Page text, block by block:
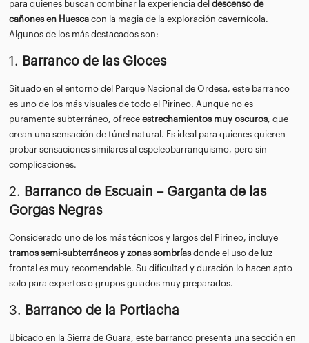
para quienes buscan combinar la experiencia del descenso de
cañones en Huesca con la magia de la exploración cavernícola.
Algunos de los más destacados son:
1. Barranco de las Gloces
Situado en el entorno del Parque Nacional de Ordesa, este barranco
es uno de los más visuales de todo el Pirineo. Aunque no es
puramente subterráneo, ofrece estrechamientos muy oscuros, que
crean una sensación de túnel natural. Es ideal para quienes quieren
probar sensaciones similares al espeleobarranquismo, pero sin
complicaciones.
2. Barranco de Escuain – Garganta de las
Gorgas Negras
Considerado uno de los más técnicos y largos del Pirineo, incluye
tramos semi-subterráneos y zonas sombríasdonde el uso de luz
frontal es muy recomendable. Su dificultad y duración lo hacen apto
solo para expertos o grupos guiados muy preparados.
3. Barranco de la Portiacha
Ubicado en la Sierra de Guara, este barranco presenta una sección en